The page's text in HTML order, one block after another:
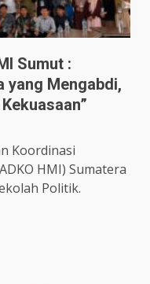
Sumut :
yang Mengabdi,
Koordinasi
HMI) Sumatera
Politik.